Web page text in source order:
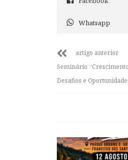
Whatsapp
artigo anterior
Seminário
Desafios e